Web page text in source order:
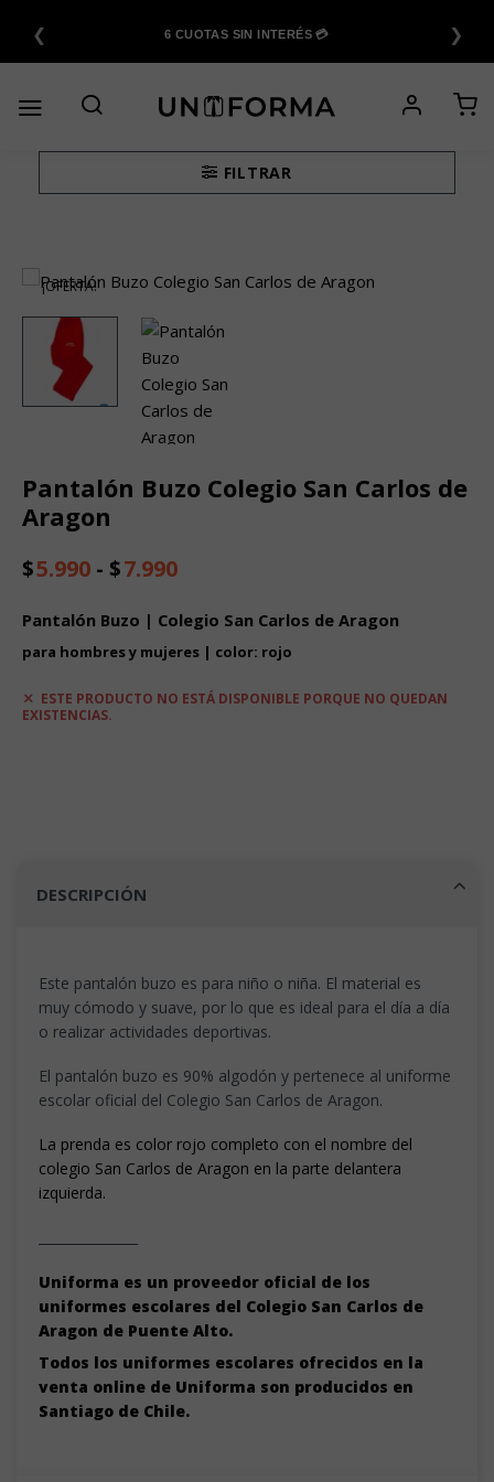
contenido
❮ 6 CUOTAS SIN INTERÉS 💳 ❯
FILTRAR
¡OFERTA!
Pantalón Buzo Colegio San Carlos de
Aragon
$5.990 - $7.990Rango
precios:
desde
$5.990
$7.990
Pantalón Buzo | Colegio San Carlos de Aragon
para hombres y mujeres | color: rojo
ESTE PRODUCTO NO ESTÁ DISPONIBLE PORQUE NO QUEDAN
EXISTENCIAS.
DESCRIPCIÓN
Este pantalón buzo es para niño o niña. El material es
muy cómodo y suave, por lo que es ideal para el día a día
o realizar actividades deportivas.
El pantalón buzo es 90% algodón y pertenece al uniforme
escolar oficial del Colegio San Carlos de Aragon.
La prenda es color rojo completo con el nombre del
colegio San Carlos de Aragon en la parte delantera
izquierda.
Uniforma es un proveedor oficial de los
uniformes escolares del Colegio San Carlos de
Aragon de Puente Alto.
Todos los uniformes escolares ofrecidos en la
venta online de Uniforma son producidos en
Santiago de Chile.